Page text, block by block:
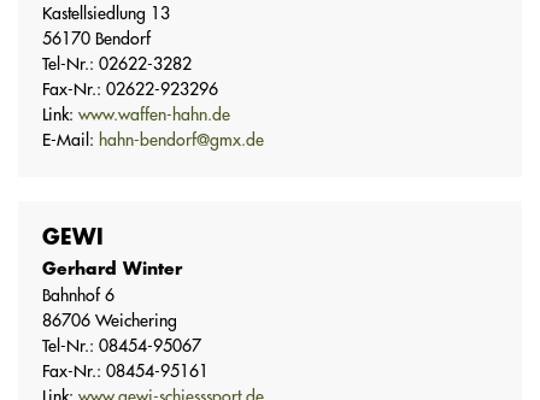
Kastellsiedlung 13
56170 Bendorf
Tel-Nr.: 02622-3282
Fax-Nr.: 02622-923296
Link: www.waffen-hahn.de
E-Mail: hahn-bendorf@gmx.de
GEWI
Gerhard Winter
Bahnhof 6
86706 Weichering
Tel-Nr.: 08454-95067
Fax-Nr.: 08454-95161